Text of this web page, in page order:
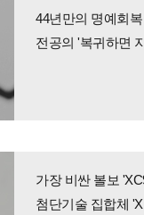
44년만의 명예회
전공의 '복귀하면
가장 비싼 볼보
첨단기술 집합체